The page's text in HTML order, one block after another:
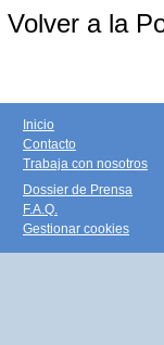
Volver a la
Inicio
Contacto
Trabaja con nosotros
Dossier de Prensa
F.A.Q.
Gestionar cookies